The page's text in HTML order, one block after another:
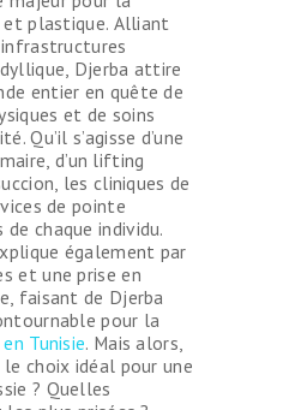
et plastique. Alliant
Djerba attire
entier en quête de
et de soins
Qu’il s’agisse d’une
d’un lifting
les cliniques de
de pointe
chaque individu.
également par
et une prise en
faisant de Djerba
pour la
Tunisie. Mais alors,
choix idéal pour une
? Quelles